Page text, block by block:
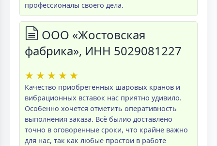
профессионалы своего дела.
ООО «Жостовская
фабрика», ИНН 5029081227
★ ★ ★ ★ ★
Качество приобретенных шаровых кранов и
вибрационных вставок нас приятно удивило.
Особенно хочется отметить оперативность
выполнения заказа. Всё былио доставлено
точно в оговоренные сроки, что крайне важно
для нас, так как любые простои в работе